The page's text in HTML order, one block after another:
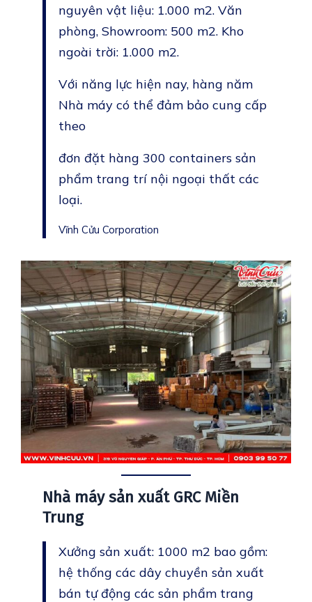
nguyên vật liệu: 1.000 m2. Văn
phòng, Showroom: 500 m2. Kho
ngoài trời: 1.000 m2.
Với năng lực hiện nay, hàng năm
Nhà máy có thể đảm bảo cung cấp
theo
đơn đặt hàng 300 containers sản
phẩm trang trí nội ngoại thất các
loại.
Vĩnh Cửu Corporation
Nhà máy sản xuất GRC Miền
Trung
Xưởng sản xuất: 1000 m2 bao gồm:
hệ thống các dây chuyền sản xuất
bán tự động các sản phẩm trang